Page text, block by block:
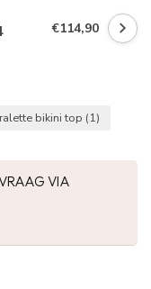
€114,90
bikini top (1)
VIA